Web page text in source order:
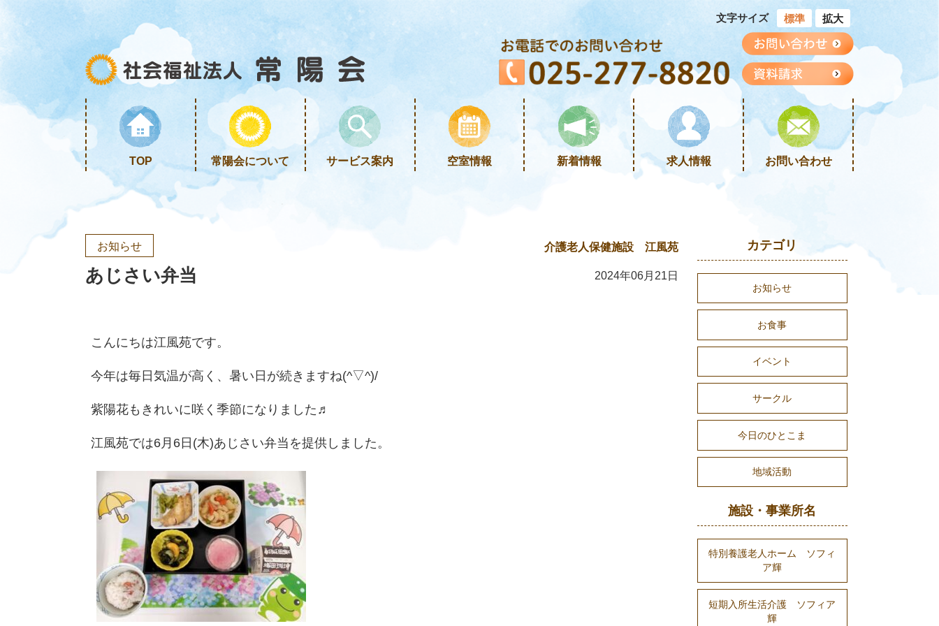
文字サイズ 標準 拡大
TOP 常陽会について サービス案内 空室情報 新着情報 求人情報 お問い合わせ
お知らせ 介護老人保健施設 江風苑
あじさい弁当 2024年06月21日
こんにちは江風苑です。
今年は毎日気温が高く、暑い日が続きますね(^▽^)/
紫陽花もきれいに咲く季節になりました♬
江風苑では6月6日(木)あじさい弁当を提供しました。
カテゴリ
お知らせ
お食事
イベント
サークル
今日のひとこま
地域活動
施設・事業所名
特別養護老人ホーム ソフィ
ア輝
短期入所生活介護 ソフィア
輝